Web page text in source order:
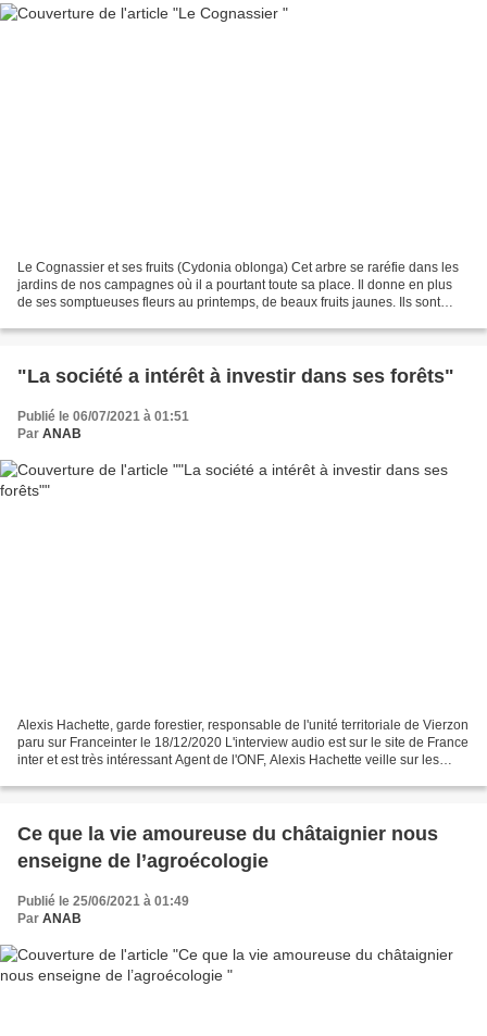
Le Cognassier et ses fruits (Cydonia oblonga) Cet arbre se raréfie dans les
jardins de nos campagnes où il a pourtant toute sa place. Il donne en plus
de ses somptueuses fleurs au printemps, de beaux fruits jaunes. Ils sont
"La société a intérêt à investir dans ses forêts"
Publié le 06/07/2021 à 01:51
Par ANAB
Alexis Hachette, garde forestier, responsable de l'unité territoriale de Vierzon
paru sur Franceinter le 18/12/2020 L'interview audio est sur le site de France
inter et est très intéressant Agent de l'ONF, Alexis Hachette veille sur les
Ce que la vie amoureuse du châtaignier nous
enseigne de l’agroécologie
Publié le 25/06/2021 à 01:49
Par ANAB